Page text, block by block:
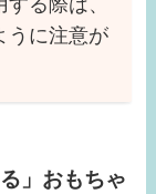
る際は、
うに注意が
」おもちゃ